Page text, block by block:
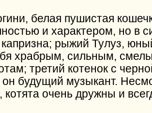
белая пушистая
и характером, но в
рыжий Тулуз,
храбрым, сильным,
третий котенок с
будущий музыкант.
котята очень дружны и